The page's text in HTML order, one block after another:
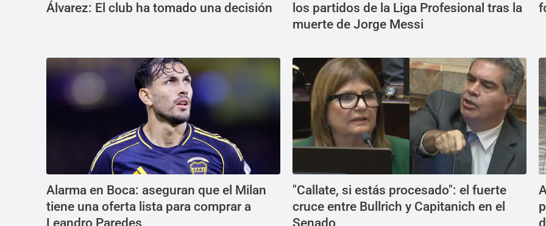
Álvarez: El club ha tomado una decisión
los partidos de la Liga Profesional tras la
muerte de Jorge Messi
Alarma en Boca: aseguran que el Milan
tiene una oferta lista para comprar a
Leandro Paredes
"Callate, si estás procesado": el fuerte
cruce entre Bullrich y Capitanich en el
Senado